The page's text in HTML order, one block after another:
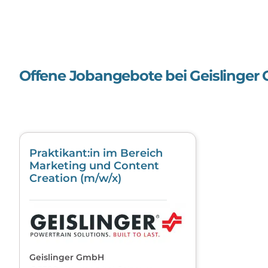
Offene Jobangebote bei Geislinger
Geislinger GmbH
Praktikant:in im Bereich
Marketing und Content
Creation (m/w/x)